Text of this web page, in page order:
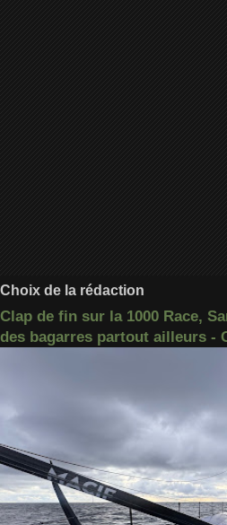
Choix de la rédaction
Clap de fin sur la 1000 Race,
des bagarres partout ailleurs -